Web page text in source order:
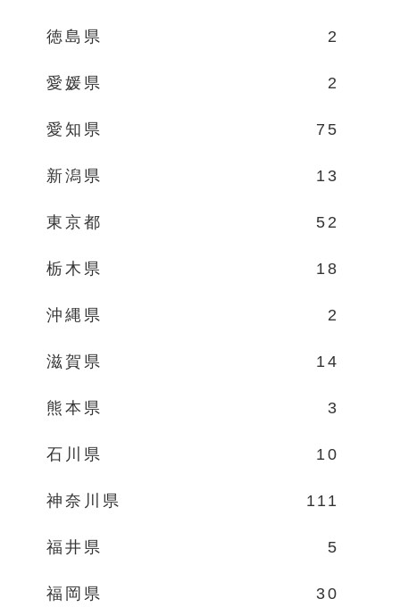
徳島県 2
愛媛県 2
愛知県 75
新潟県 13
東京都 52
栃木県 18
沖縄県 2
滋賀県 14
熊本県 3
石川県 10
神奈川県 111
福井県 5
福岡県 30